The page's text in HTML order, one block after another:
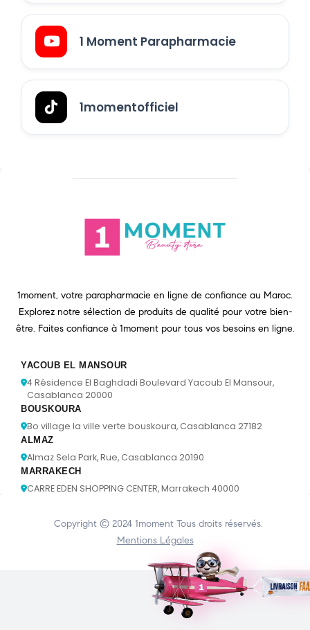
1 Moment Parapharmacie
1momentofficiel
1moment, votre parapharmacie en ligne de confiance au Maroc.
Explorez notre sélection de produits de qualité pour votre bien-
être. Faites confiance à 1moment pour tous vos besoins en ligne.
YACOUB EL MANSOUR
4 Résidence El Baghdadi Boulevard Yacoub El Mansour,
Casablanca 20000
BOUSKOURA
Bo village la ville verte bouskoura, Casablanca 27182
ALMAZ
Almaz Sela Park, Rue, Casablanca 20190
MARRAKECH
CARRE EDEN SHOPPING CENTER, Marrakech 40000
Copyright © 2024 1moment Tous droits réservés.
Mentions Légales